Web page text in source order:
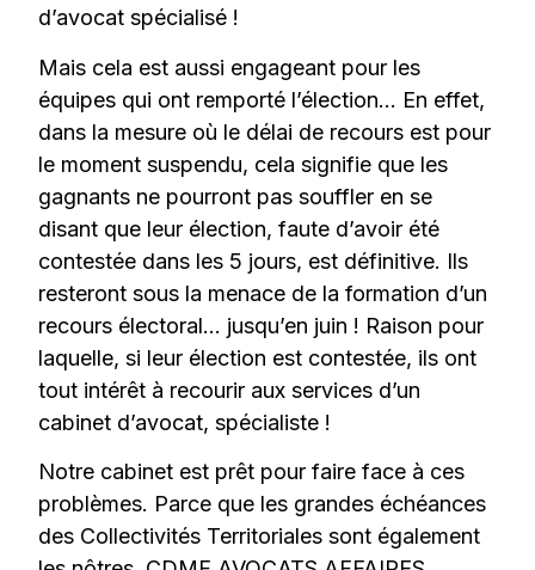
d’avocat spécialisé !
Mais cela est aussi engageant pour les
équipes qui ont remporté l’élection… En effet,
dans la mesure où le délai de recours est pour
le moment suspendu, cela signifie que les
gagnants ne pourront pas souffler en se
disant que leur élection, faute d’avoir été
contestée dans les 5 jours, est définitive. Ils
resteront sous la menace de la formation d’un
recours électoral… jusqu’en juin ! Raison pour
laquelle, si leur élection est contestée, ils ont
tout intérêt à recourir aux services d’un
cabinet d’avocat, spécialiste !
Notre cabinet est prêt pour faire face à ces
problèmes. Parce que les grandes échéances
des Collectivités Territoriales sont également